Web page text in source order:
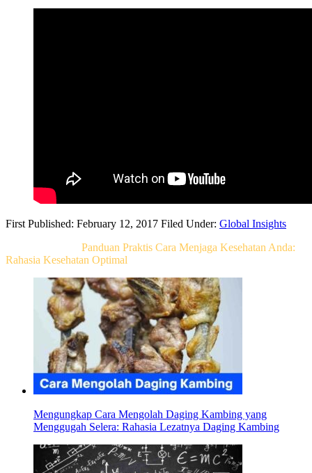
First Published: February 12, 2017 Filed Under: Global Insights
Panduan Praktis Cara Menjaga Kesehatan Anda:
Rahasia Kesehatan Optimal
Mengungkap Cara Mengolah Daging Kambing yang
Menggugah Selera: Rahasia Lezatnya Daging Kambing